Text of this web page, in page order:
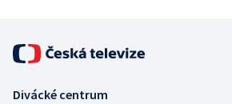
Divácké centrum